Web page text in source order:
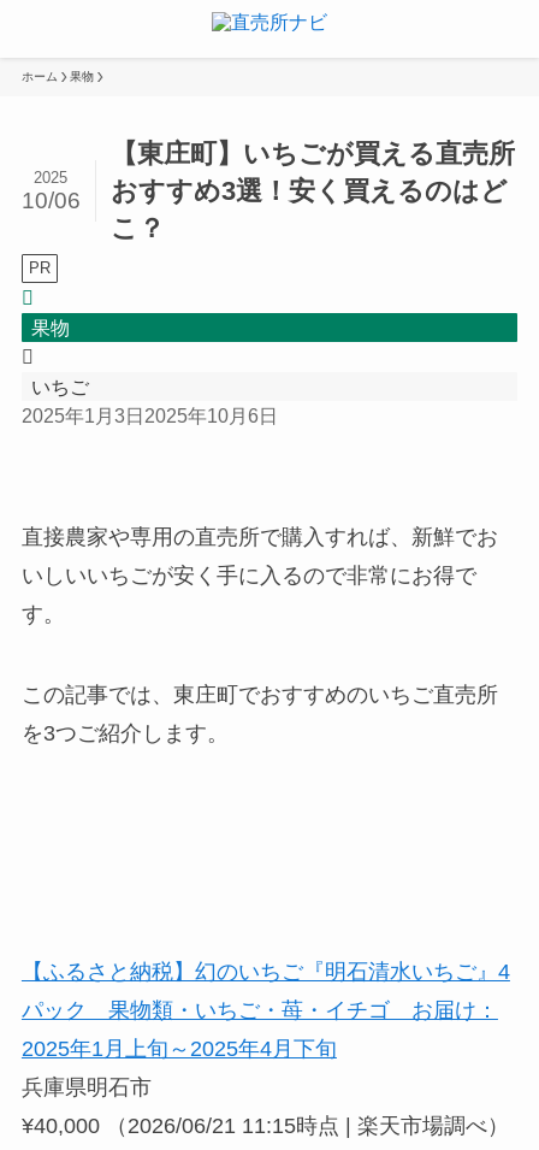
ホーム 果物
【東庄町】いちごが買える直売所
おすすめ3選！安く買えるのはど
こ？
2025
10/06
PR
果物
いちご
2025年1月3日 2025年10月6日
直接農家や専用の直売所で購入すれば、新鮮でお
いしいいちごが安く手に入るので非常にお得で
す。
この記事では、東庄町でおすすめのいちご直売所
を3つご紹介します。
【ふるさと納税】幻のいちご『明石清水いちご』4
パック 果物類・いちご・苺・イチゴ お届け：
2025年1月上旬～2025年4月下旬
兵庫県明石市
¥40,000
（2026/06/21 11:15時点 | 楽天市場調べ）